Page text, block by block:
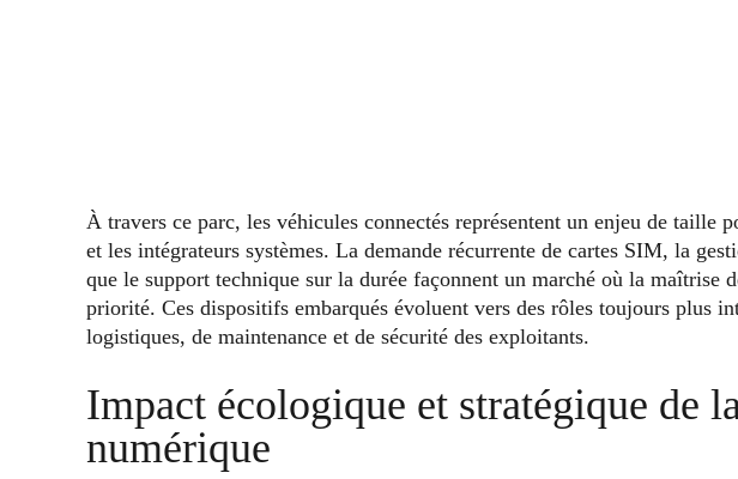
À travers ce parc, les véhicules connectés représentent un enjeu de taille
et les intégrateurs systèmes. La demande récurrente de cartes SIM, la
que le support technique sur la durée façonnent un marché où la maîtrise
priorité. Ces dispositifs embarqués évoluent vers des rôles toujours plus
logistiques, de maintenance et de sécurité des exploitants.
Impact écologique et stratégique de
numérique